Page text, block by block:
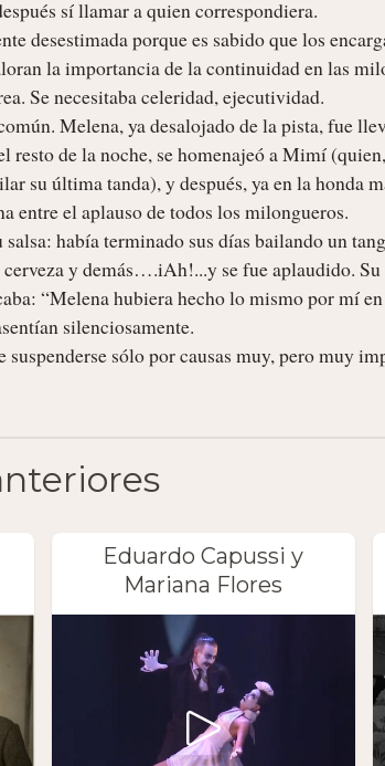
sí llamar a quien correspondiera.
desestimada porque es sabido que los
la importancia de la continuidad en las
Se necesitaba celeridad, ejecutividad.
Melena, ya desalojado de la pista, fue
resto de la noche, se homenajeó a Mimí
su última tanda), y después, ya en la honda
entre el aplauso de todos los milongueros.
salsa: había terminado sus días bailando un
y demás….iAh!...y se fue aplaudido.
“Melena hubiera hecho lo mismo por mí
silenciosamente.
sólo por causas muy, pero muy
Eduardo Capussi y
Mariana Flores